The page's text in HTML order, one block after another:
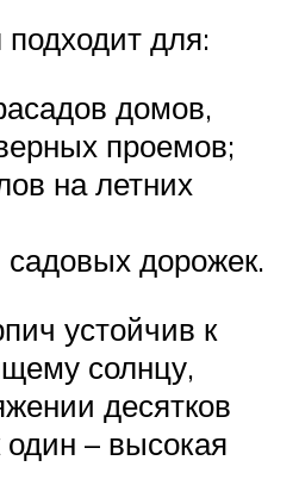
для:
домов,
проемов;
на летних
садовых дорожек.
устойчив к
солнцу,
десятков
один – высокая